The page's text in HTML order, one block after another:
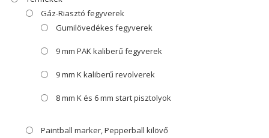
Gáz-Riasztó fegyverek
Gumilövedékes fegyverek
9 mm PAK kaliberű fegyverek
9 mm K kaliberű revolverek
8 mm K és 6 mm start pisztolyok
Paintball marker, Pepperball kilövő